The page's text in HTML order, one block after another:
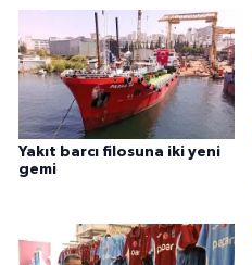
Yakıt barcı filosuna iki yeni
gemi